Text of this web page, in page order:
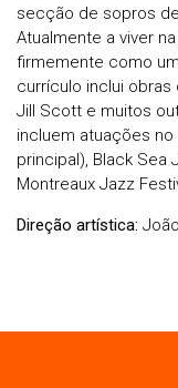
secção de sopros
Atualmente a viver
firmemente como
currículo inclui obras
Jill Scott e muitos
incluem atuações
principal), Black Sea
Montreaux Jazz
Direção artística: